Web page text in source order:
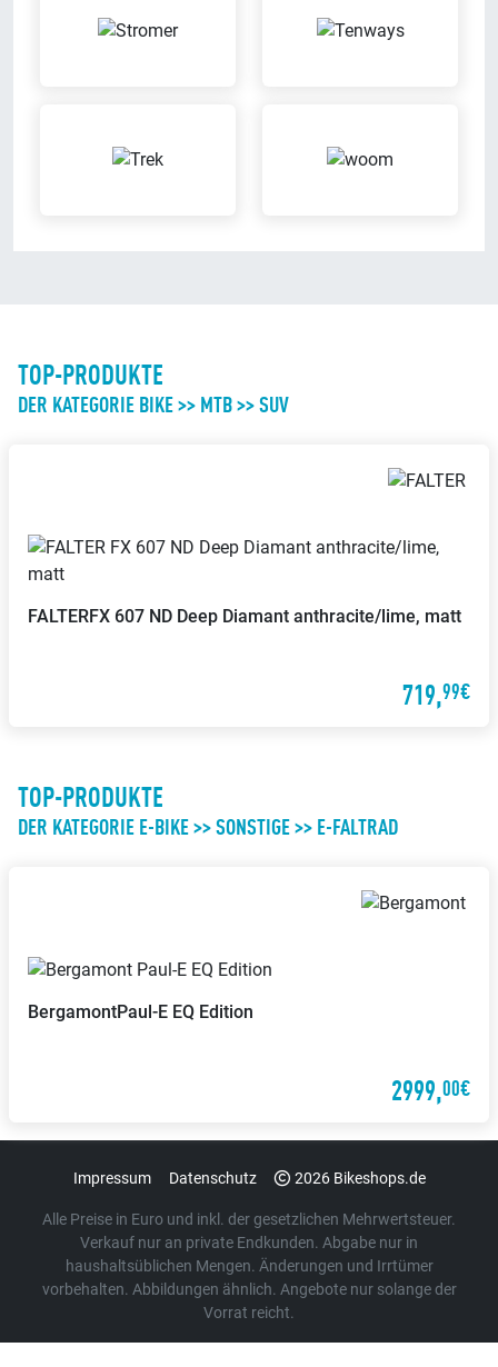
TOP-PRODUKTE
DER KATEGORIE BIKE >> MTB >> SUV
FALTERFX 607 ND Deep Diamant anthracite/lime, matt
719,99€
TOP-PRODUKTE
DER KATEGORIE E-BIKE >> SONSTIGE >> E-FALTRAD
BergamontPaul-E EQ Edition
2999,00€
Impressum Datenschutz 2026 Bikeshops.de
Alle Preise in Euro und inkl. der gesetzlichen Mehrwertsteuer.
Verkauf nur an private Endkunden. Abgabe nur in
haushaltsüblichen Mengen. Änderungen und Irrtümer
vorbehalten. Abbildungen ähnlich. Angebote nur solange der
Vorrat reicht.